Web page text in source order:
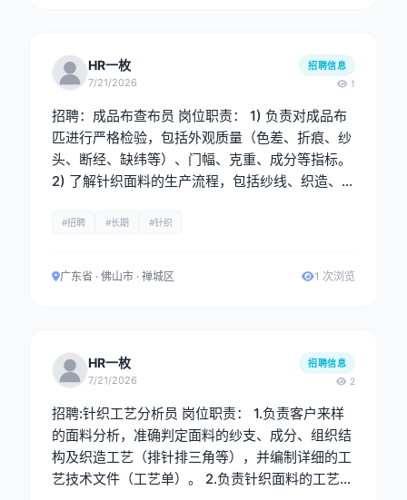
HR一枚
7/21/2026
招聘信息
1
招聘：成品布查布员 岗位职责： 1) 负责对成品布
匹进行严格检验，包括外观质量（色差、折痕、纱
头、断经、缺纬等）、门幅、克重、成分等指标。
2) 了解针织面料的生产流程，包括纱线、织造、染
重点把控织造疵点、染色均匀度、后整理效果等关
量问题。 任职要求： 男性，有成品布查布经验，
#招聘 #长期 #针织
广东省 · 佛山市 · 禅城区 1 次浏览
HR一枚
7/21/2026
招聘信息
2
招聘:针织工艺分析员 岗位职责： 1.负责客户来样
的面料分析，准确判定面料的纱支、成分、组织结
构及织造工艺（排针排三角等），并编制详细的工
艺技术文件（工艺单）。 2.负责针织面料的工艺分